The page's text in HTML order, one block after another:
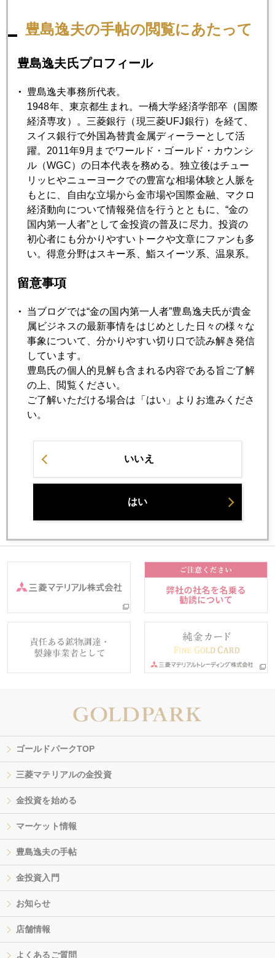
1月 2月 3月 4月 5月 6月
7月 8月 9月 10月 11月 12月
2004年11月29日
中国のドル資産減らし、金準備増強の可能性
2004年11月24日
金高、原油高、ユーロ高、円高のクワッド高
2004年11月19日
2004年11月16日
４４０ドルを窺う気配
2004年11月04日
ブッシュ勝利後の金価格動向
バックナンバー
ゴールドパークTOP
三菱マテリアルの金投資
金投資を始める
マーケット情報
豊島逸夫の手帖
金投資入門
お知らせ
店舗情報
よくあるご質問
豊島逸夫の手帖の閲覧にあたって
豊島逸夫氏プロフィール
豊島逸夫事務所代表。
1948年、東京都生まれ。一橋大学経済学部卒（国際
経済専攻）。三菱銀行（現三菱UFJ銀行）を経て、
スイス銀行で外国為替貴金属ディーラーとして活
躍。2011年9月までワールド・ゴールド・カウンシ
ル（WGC）の日本代表を務める。独立後はチュー
リッヒやニューヨークでの豊富な相場体験と人脈を
もとに、自由な立場から金市場や国際金融、マクロ
経済動向について情報発信を行うとともに、“金の
国内第一人者”として金投資の普及に尽力。投資の
初心者にも分かりやすいトークや文章にファンも多
い。得意分野はスキー系、鮨スイーツ系、温泉系。
留意事項
当ブログでは“金の国内第一人者”豊島逸夫氏が貴金
属ビジネスの最新事情をはじめとした日々の様々な
事象について、分かりやすい切り口で読み解き発信
しています。
豊島氏の個人的見解も含まれる内容である旨ご了解
の上、閲覧ください。
ご了解いただける場合は「はい」よりお進みくださ
い。
いいえ
はい